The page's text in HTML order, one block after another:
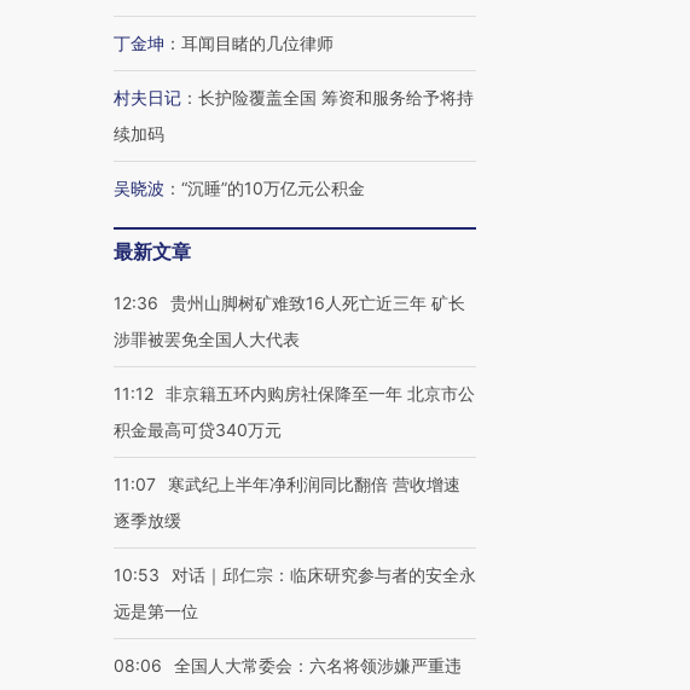
丁金坤 ： 耳闻目睹的几位律师
村夫日记 ： 长护险覆盖全国 筹资和服务给予将持
续加码
吴晓波 ： “沉睡”的10万亿元公积金
最新文章
12:36
贵州山脚树矿难致16人死亡近三年 矿长
涉罪被罢免全国人大代表
11:12 非京籍五环内购房社保降至一年 北京市公
积金最高可贷340万元
11:07
寒武纪上半年净利润同比翻倍 营收增速
逐季放缓
10:53
对话｜邱仁宗：临床研究参与者的安全永
远是第一位
08:06
全国人大常委会：六名将领涉嫌严重违